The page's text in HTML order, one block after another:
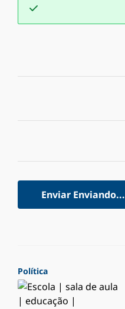
Enviar Enviando...
Política